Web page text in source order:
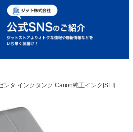
ンタ インクタンク Canon純正インク[SEI]